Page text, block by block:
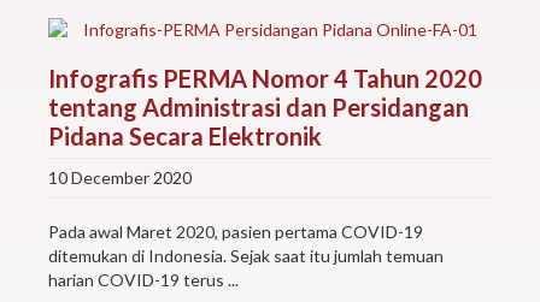
Infografis PERMA Nomor 4 Tahun 2020
tentang Administrasi dan Persidangan
Pidana Secara Elektronik
10 December 2020
Pada awal Maret 2020, pasien pertama COVID-19
ditemukan di Indonesia. Sejak saat itu jumlah temuan
harian COVID-19 terus ...